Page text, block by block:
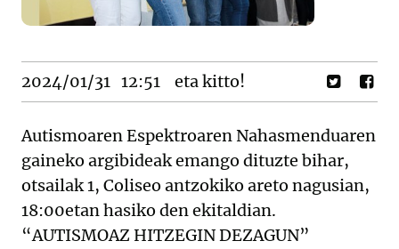
2024/01/31 12:51 eta kitto!
Autismoaren Espektroaren Nahasmenduaren
gaineko argibideak emango dituzte bihar,
otsailak 1, Coliseo antzokiko areto nagusian,
18:00etan hasiko den ekitaldian.
“AUTISMOAZ HITZEGIN DEZAGUN”